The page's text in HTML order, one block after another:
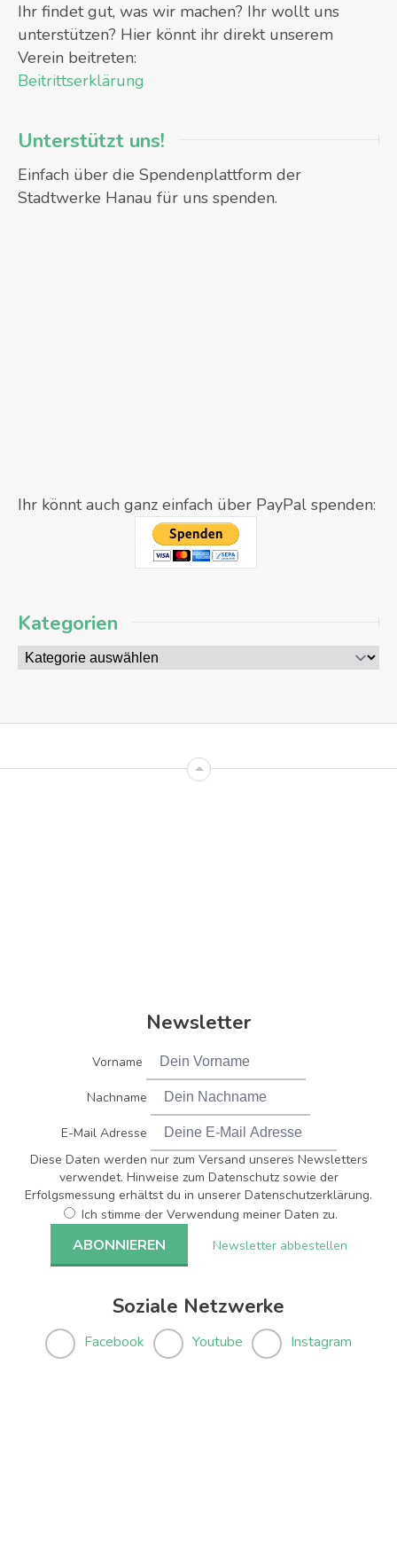
Ihr findet gut, was wir machen? Ihr wollt uns
unterstützen? Hier könnt ihr direkt unserem
Verein beitreten:
Beitrittserklärung
Unterstützt uns!
Einfach über die Spendenplattform der
Stadtwerke Hanau für uns spenden.
Ihr könnt auch ganz einfach über PayPal spenden:
Kategorien
Newsletter
Vorname
Nachname
E-Mail Adresse
Diese Daten werden nur zum Versand unseres Newsletters
verwendet. Hinweise zum Datenschutz sowie der
Erfolgsmessung erhältst du in unserer Datenschutzerklärung.
Ich stimme der Verwendung meiner Daten zu.
Newsletter abbestellen
Soziale Netzwerke
Facebook Youtube Instagram